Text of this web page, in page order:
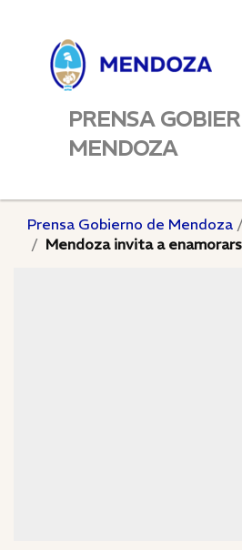
PRENSA
MENDOZA
Prensa Gobierno de Mendoza
Mendoza invita a